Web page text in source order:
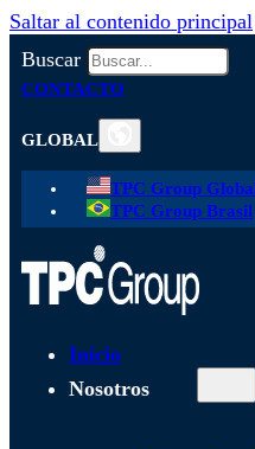
Saltar al contenido principal
Buscar
CONTACTO
GLOBAL
TPC Group
TPC Group Brasil
Inicio
Nosotros